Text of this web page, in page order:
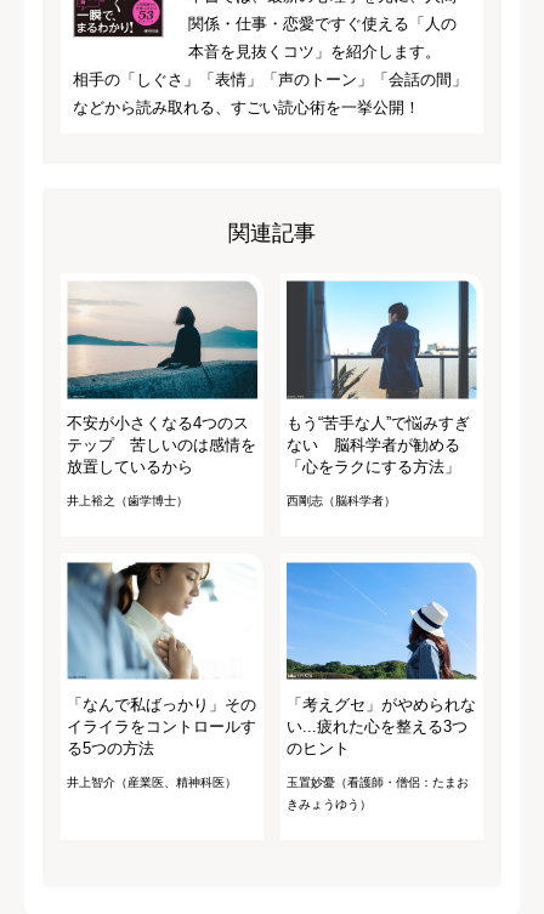
関係・仕事・恋愛ですぐ使える「人の
本音を見抜くコツ」を紹介します。
相手の「しぐさ」「表情」「声のトーン」「会話の間」
などから読み取れる、すごい読心術を一挙公開！
関連記事
不安が小さくなる4つのス
テップ 苦しいのは感情を
放置しているから
井上裕之（歯学博士）
もう“苦手な人”で悩みすぎ
ない 脳科学者が勧める
「心をラクにする方法」
西剛志（脳科学者）
「なんで私ばっかり」その
イライラをコントロールす
る5つの方法
井上智介（産業医、精神科医）
「考えグセ」がやめられな
い...疲れた心を整える3つ
のヒント
玉置妙憂（看護師・僧侶：たまお
きみょうゆう）